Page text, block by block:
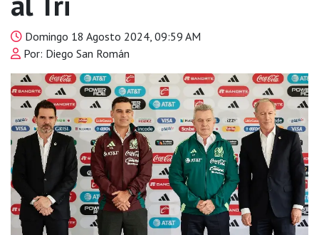
Domingo 18 Agosto 2024, 09:59 AM
Por: Diego San Román